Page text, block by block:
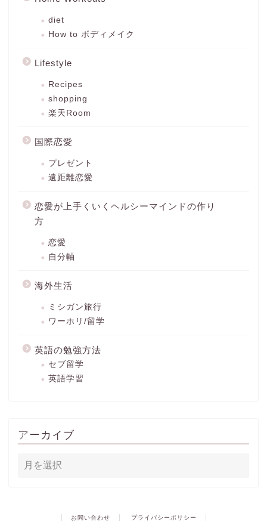
diet
How to ボディメイク
Lifestyle
Recipes
shopping
楽天Room
国際恋愛
プレゼント
遠距離恋愛
恋愛が上手くいくヘルシーマインドの作り
方
恋愛
自分軸
海外生活
ミシガン旅行
ワーホリ/留学
英語の勉強方法
セブ留学
英語学習
アーカイブ
お問い合わせ プライバシーポリシー